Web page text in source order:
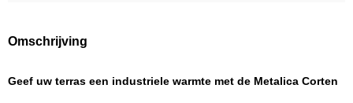
Omschrijving
Geef uw terras een industriele warmte met de Metalica Corten